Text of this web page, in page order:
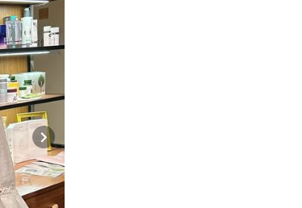
Next slide